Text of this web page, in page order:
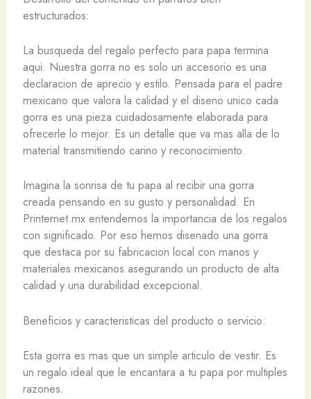
estructurados:
La busqueda del regalo perfecto para papa termina
aqui. Nuestra gorra no es solo un accesorio es una
declaracion de aprecio y estilo. Pensada para el padre
mexicano que valora la calidad y el diseno unico cada
gorra es una pieza cuidadosamente elaborada para
ofrecerle lo mejor. Es un detalle que va mas alla de lo
material transmitiendo carino y reconocimiento.
Imagina la sonrisa de tu papa al recibir una gorra
creada pensando en su gusto y personalidad. En
Printernet.mx entendemos la importancia de los regalos
con significado. Por eso hemos disenado una gorra
que destaca por su fabricacion local con manos y
materiales mexicanos asegurando un producto de alta
calidad y una durabilidad excepcional.
Beneficios y caracteristicas del producto o servicio:
Esta gorra es mas que un simple articulo de vestir. Es
un regalo ideal que le encantara a tu papa por multiples
razones.